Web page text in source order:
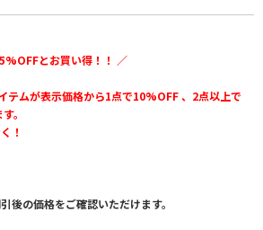
とお買い得！！ ／
テムが表示価格から1点で10%OFF 、2点以上で
。
！
後の価格をご確認いただけます。